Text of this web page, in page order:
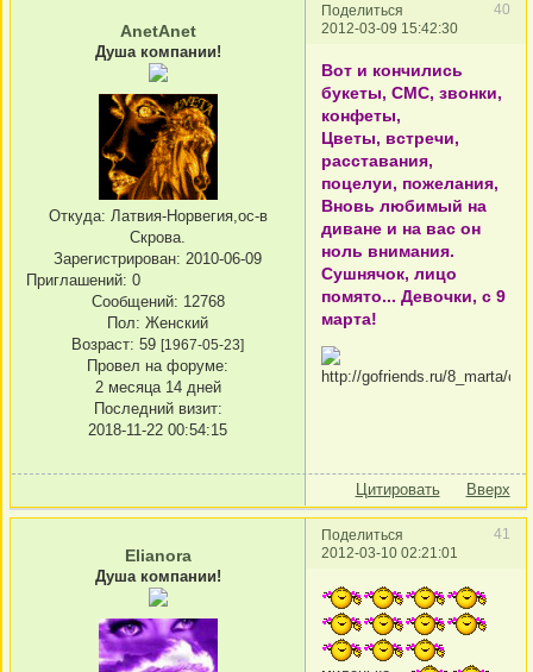
Поделиться
40
2012-03-09 15:42:30
AnetAnet
Душа компании!
Откуда: Латвия-Норвегия,ос-в
Скрова.
Зарегистрирован: 2010-06-09
Приглашений: 0
Сообщений: 12768
Пол: Женский
Возраст: 59 [1967-05-23]
Провел на форуме:
2 месяца 14 дней
Последний визит:
2018-11-22 00:54:15
Вот и кончились
букеты, СМС, звонки,
конфеты,
Цветы, встречи,
расставания,
поцелуи, пожелания,
Вновь любимый на
диване и на вас он
ноль внимания.
Сушнячок, лицо
помято... Девочки, с 9
марта!
Цитировать Вверх
Поделиться
41
2012-03-10 02:21:01
Elianora
Душа компании!